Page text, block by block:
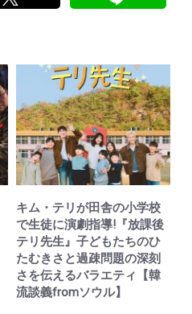
キム・テリが田舎の小学校
で生徒に演劇指導!『放課後
テリ先生』子どもたちのひ
たむきさと過疎問題の深刻
さを伝えるバラエティ【韓
流談義fromソウル】